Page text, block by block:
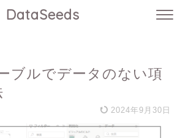
DataSeeds
ブルでデータのない項
2024年9月30日